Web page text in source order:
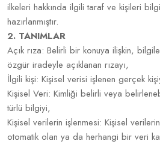
ilkeleri hakkında ilgili taraf ve kişileri
hazırlanmıştır.
2. TANIMLAR
Açık rıza: Belirli bir konuya ilişkin,
özgür iradeyle açıklanan rızayı,
İlgili kişi: Kişisel verisi işlenen gerçek
Kişisel Veri: Kimliği belirli veya
türlü bilgiyi,
Kişisel verilerin işlenmesi: Kişisel
otomatik olan ya da herhangi bir veri